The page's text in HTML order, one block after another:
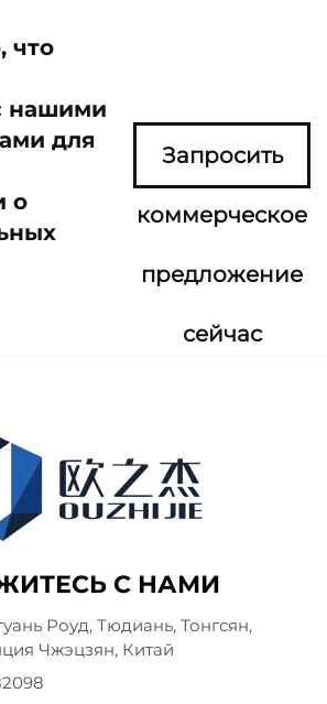
что
нашими
для
о
Запросить
коммерческое
предложение
сейчас
С НАМИ
Роуд, Тюдиань, Тонгсян,
Чжэцзян, Китай